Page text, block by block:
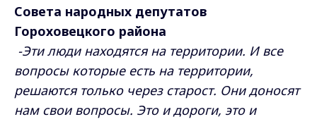
Совета народных депутатов
Гороховецкого района
-Эти люди находятся на территории. И все
вопросы которые есть на территории,
решаются только через старост. Они доносят
нам свои вопросы. Это и дороги, это и